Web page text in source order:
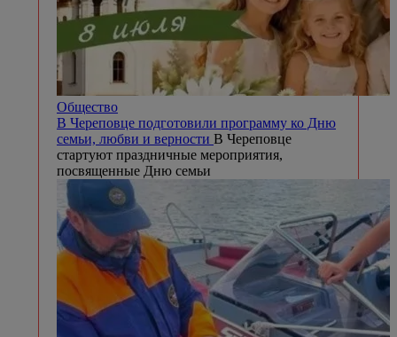
Общество
В Череповце подготовили программу ко Дню
семьи, любви и верности В Череповце
стартуют праздничные мероприятия,
посвященные Дню семьи